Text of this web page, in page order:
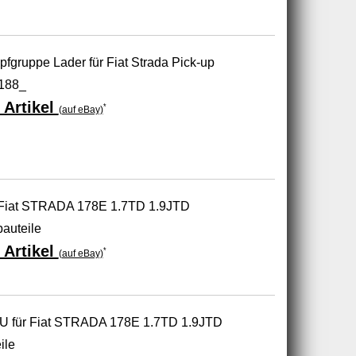
Lader für Fiat Strada Pick-up
Artikel (auf eBay)*
STRADA 178E 1.7TD 1.9JTD
Artikel (auf eBay)*
für Fiat STRADA 178E 1.7TD 1.9JTD